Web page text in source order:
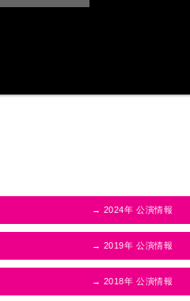
→ 2024年 公演情報
→ 2019年 公演情報
→ 2018年 公演情報